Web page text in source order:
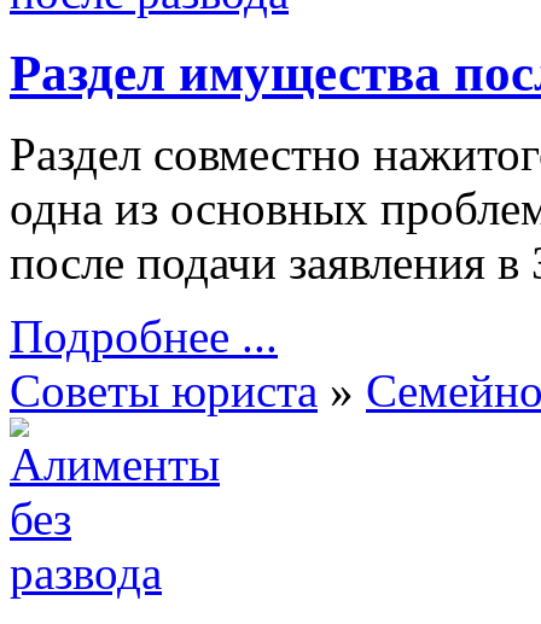
Раздел имущества
Раздел совместно
одна из основных
после подачи заявления
Подробнее ...
Советы юриста »